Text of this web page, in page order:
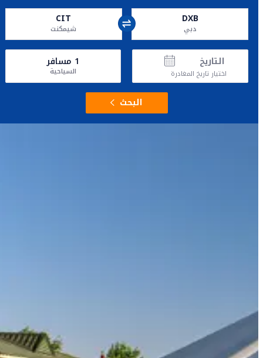
DXB
دبي
CIT
شيمكنت
التاريخ
اختيار تاريخ المغادرة
1 مسافر
السياحية
البحث